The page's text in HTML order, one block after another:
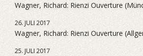
Wagner, Richard: Rienzi Ouverture
26. JULI 2017
Wagner, Richard: Rienzi Ouverture
25. JULI 2017